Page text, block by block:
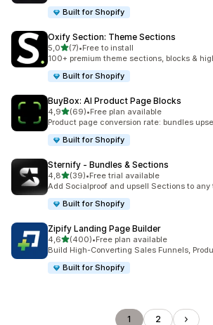
Built for Shopify
Oxify Section: Theme Sections
5,05 yıldız üzerinden
(7)
toplam 7 değerlendirme
•Free to install
100+ premium theme sections, blocks &
Built for Shopify
BuyBox: AI Product Page Blocks
4,95 yıldız üzerinden
(69)
toplam 69 değerlendirme
•Free plan available
Product page conversion rate: bundles
Built for Shopify
Sternify ‑ Bundles & Sections
4,85 yıldız üzerinden
(39)
toplam 39 değerlendirme
•Free trial available
Add Socialproof and upsell Sections to any
Built for Shopify
Zipify Landing Page Builder
4,65 yıldız üzerinden
(400)
toplam 400 değerlendirme
•Free plan available
Build High-Converting Sales Funnels,
Built for Shopify
1 2